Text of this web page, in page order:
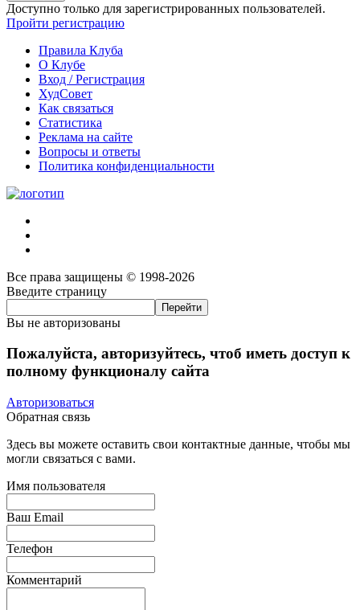
Доступно только для зарегистрированных пользователей.
Пройти регистрацию
Правила Клуба
О Клубе
Вход / Регистрация
ХудСовет
Как связаться
Статистика
Реклама на сайте
Вопросы и ответы
Политика конфиденциальности
Все права защищены © 1998-2026
Введите страницу
Вы не авторизованы
Пожалуйста, авторизуйтесь, чтоб иметь доступ к
полному функционалу сайта
Авторизоваться
Обратная связь
Здесь вы можете оставить свои контактные данные, чтобы мы
могли связаться с вами.
Имя пользователя
Ваш Email
Телефон
Комментарий